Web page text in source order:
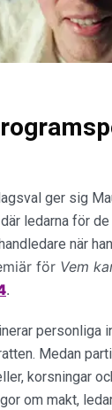
ger sig
ledarna för
när
för Vem
.
personliga
Medan
korsningar
om makt,